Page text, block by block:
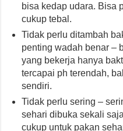
bisa kedap udara. Bisa
cukup tebal.
Tidak perlu ditambah
penting wadah benar –
yang bekerja hanya
tercapai ph terendah,
sendiri.
Tidak perlu sering –
sehari dibuka sekali
cukup untuk pakan